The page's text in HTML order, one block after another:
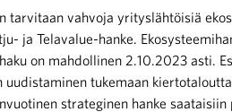
tarvitaan vahvoja yrityslähtöisiä
ja Telavalue-hanke.
on mahdollinen 2.10.2023 asti.
tukemaan
strateginen hanke